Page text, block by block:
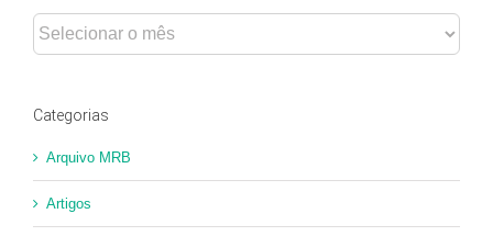
Arquivo
Categorias
Arquivo MRB
Artigos